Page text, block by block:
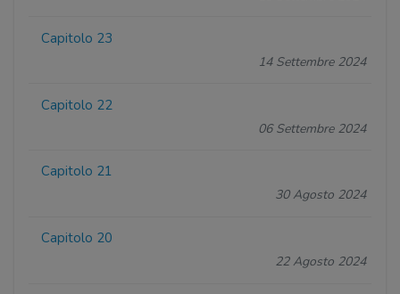
Capitolo 23
14 Settembre 2024
Capitolo 22
06 Settembre 2024
Capitolo 21
30 Agosto 2024
Capitolo 20
22 Agosto 2024